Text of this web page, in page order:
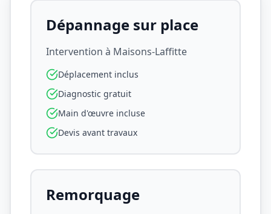
Dépannage sur place
Intervention à Maisons-Laffitte
Déplacement inclus
Diagnostic gratuit
Main d'œuvre incluse
Devis avant travaux
Remorquage